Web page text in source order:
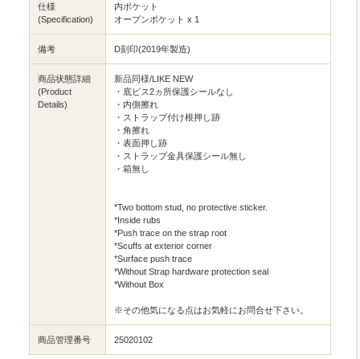
仕様
(Specification)
内ポケット
オープンポケット x 1
備考 D刻印(2019年製造)
商品状態詳細
(Product
Details)
新品同様/LIKE NEW
・底ビス2ヵ所保護シールなし
・内側擦れ
・ストラップ付け根押し跡
・角擦れ
・表面押し跡
・ストラップ金具保護シール無し
・箱無し
*Two bottom stud, no protective sticker.
*Inside rubs
*Push trace on the strap root
*Scuffs at exterior corner
*Surface push trace
*Without Strap hardware protection seal
*Without Box
※その他気になる点はお気軽にお問合せ下さい。
商品管理番号 25020102